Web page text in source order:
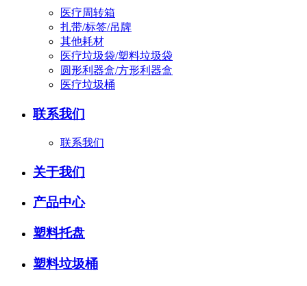
医疗周转箱
扎带/标签/吊牌
其他耗材
医疗垃圾袋/塑料垃圾袋
圆形利器盒/方形利器盒
医疗垃圾桶
联系我们
联系我们
关于我们
产品中心
塑料托盘
塑料垃圾桶